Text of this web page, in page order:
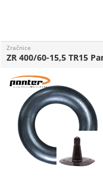
Zračnice
ZR 400/60-15,5 TR15